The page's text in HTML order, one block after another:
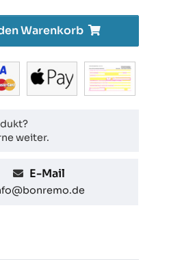
Warenkorb
weiter.
E-Mail